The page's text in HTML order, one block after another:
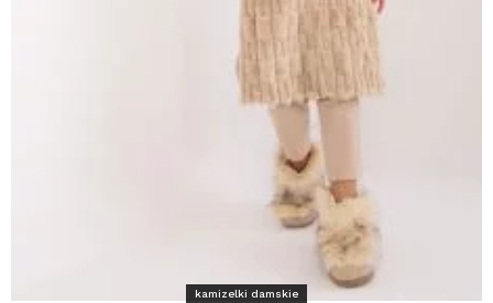
kamizelki damskie